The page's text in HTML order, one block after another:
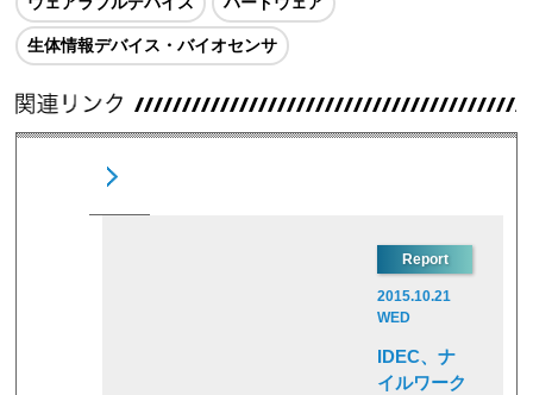
生体情報デバイス・バイオセンサ
Report
2015.10.21
WED
IDEC、ナ
イルワーク